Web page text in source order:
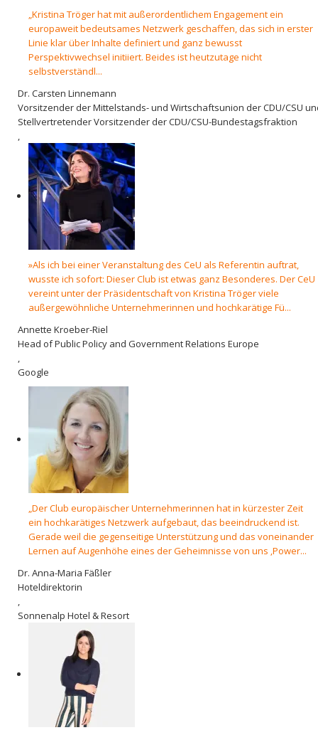
„Kristina Tröger hat mit außerordentlichem Engagement ein
europaweit bedeutsames Netzwerk geschaffen, das sich in erster
Linie klar über Inhalte definiert und ganz bewusst
Perspektivwechsel initiiert. Beides ist heutzutage nicht
selbstverständl...
Dr. Carsten Linnemann
Vorsitzender der Mittelstands- und Wirtschaftsunion der CDU/CSU
Stellvertretender Vorsitzender der CDU/CSU-Bundestagsfraktion
,
»Als ich bei einer Veranstaltung des CeU als Referentin auftrat,
wusste ich sofort: Dieser Club ist etwas ganz Besonderes. Der CeU
vereint unter der Präsidentschaft von Kristina Tröger viele
außergewöhnliche Unternehmerinnen und hochkarätige Fü...
Annette Kroeber-Riel
Head of Public Policy and Government Relations Europe
,
Google
„Der Club europäischer Unternehmerinnen hat in kürzester Zeit
ein hochkarätiges Netzwerk aufgebaut, das beeindruckend ist.
Gerade weil die gegenseitige Unterstützung und das voneinander
Lernen auf Augenhöhe eines der Geheimnisse von uns ‚Power...
Dr. Anna-Maria Fäßler
Hoteldirektorin
,
Sonnenalp Hotel & Resort